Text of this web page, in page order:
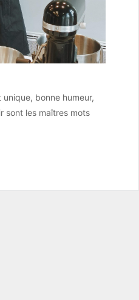
unique, bonne humeur,
sont les maîtres mots